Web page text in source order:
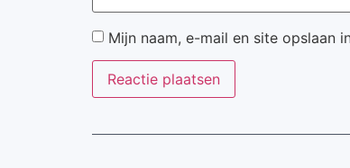
Mijn naam, e-mail en site opslaan